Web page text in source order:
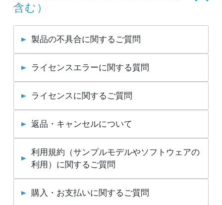
含む）
製品の不具合に関するご質問
ライセンスエラーに関する質問
ライセンスに関するご質問
返品・キャンセルについて
利用規約（サンプルモデルやソフトウェアの
利用）に関するご質問
購入・お支払いに関するご質問